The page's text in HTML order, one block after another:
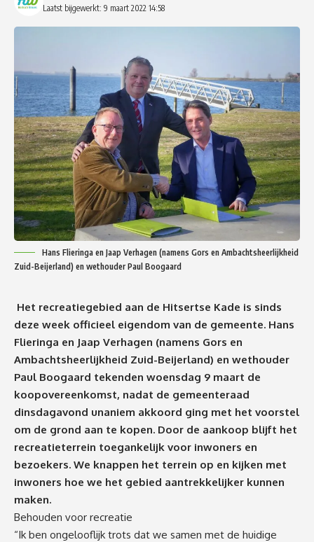
Laatst bijgewerkt: 9 maart 2022 14:58
Hans Flieringa en Jaap Verhagen (namens Gors en Ambachtsheerlijkheid
Zuid-Beijerland) en wethouder Paul Boogaard
Het recreatiegebied aan de Hitsertse Kade is sinds
deze week officieel eigendom van de gemeente. Hans
Flieringa en Jaap Verhagen (namens Gors en
Ambachtsheerlijkheid Zuid-Beijerland) en wethouder
Paul Boogaard tekenden woensdag 9 maart de
koopovereenkomst, nadat de gemeenteraad
dinsdagavond unaniem akkoord ging met het voorstel
om de grond aan te kopen. Door de aankoop blijft het
recreatieterrein toegankelijk voor inwoners en
bezoekers. We knappen het terrein op en kijken met
inwoners hoe we het gebied aantrekkelijker kunnen
maken.
Behouden voor recreatie
“Ik ben ongelooflijk trots dat we samen met de huidige